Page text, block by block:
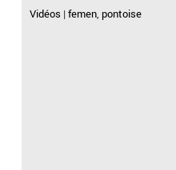
Vidéos |femen, pontoise